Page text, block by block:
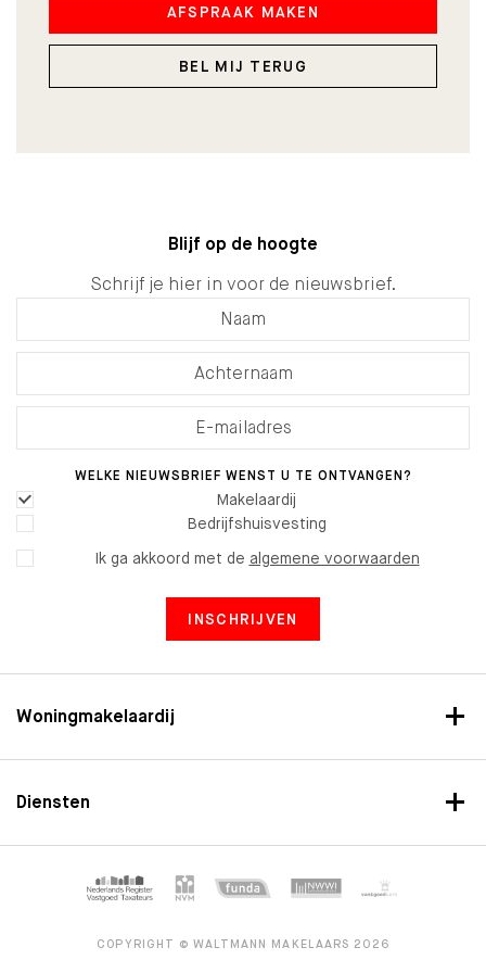
AFSPRAAK MAKEN
BEL MIJ TERUG
Woningmakelaardij
Diensten
Blijf op de hoogte
Schrijf je hier in voor de nieuwsbrief.
WELKE NIEUWSBRIEF WENST U TE ONTVANGEN?
Makelaardij
Bedrijfshuisvesting
Ik ga akkoord met de algemene voorwaarden
INSCHRIJVEN
COPYRIGHT © WALTMANN MAKELAARS 2026